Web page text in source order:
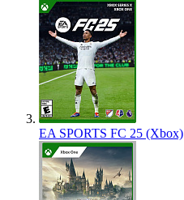
EA SPORTS FC 25 (Xbox)